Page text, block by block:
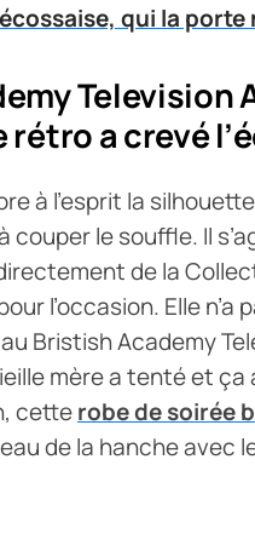
qui la porte
Television
a crevé
à l’esprit la
le souffle. Il
de la
l’occasion. Elle
Bristish Academy
mère a tenté et
cetterobe de soirée
de la hanche avec